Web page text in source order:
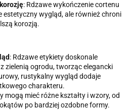
: Rdzawe wykończenie cortenu
estetyczny wygląd, ale również chroni
korozją.
: Rdzawe etykiety doskonale
zielenią ogrodu, tworząc elegancki
rustykalny wygląd dodaje
charakteru.
mogą mieć różne kształty i wzory, od
po bardziej ozdobne formy.